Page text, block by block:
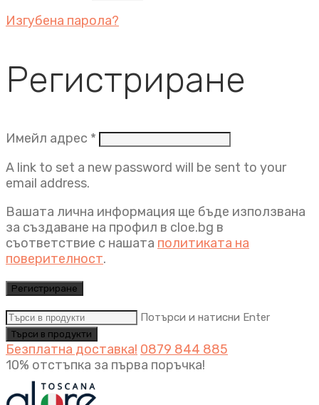
Изгубена парола?
Регистриране
Имейл адрес * Задължително
A link to set a new password will be sent to your
email address.
Вашата лична информация ще бъде използвана
за създаване на профил в cloe.bg в
съответствие с нашата политиката на
поверителност.
Регистриране
Потърси и натисни Enter
Безплатна доставка! 0879 844 885
10% отстъпка за първа поръчка!